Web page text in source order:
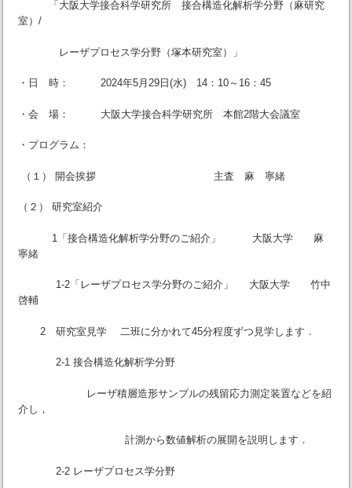
「大阪大学接合科学研究所 接合構造化解析学分野（麻研究
室）/
レーザプロセス学分野（塚本研究室）」
・日 時： 2024年5月29日(水) 14：10～16：45
・会 場： 大阪大学接合科学研究所 本館2階大会議室
・プログラム：
（１） 開会挨拶 主査 麻 寧緒
（２） 研究室紹介
1「接合構造化解析学分野のご紹介」 大阪大学 麻
寧緒
1-2「レーザプロセス学分野のご紹介」 大阪大学 竹中
啓輔
2 研究室見学 二班に分かれて45分程度ずつ見学します．
2-1 接合構造化解析学分野
レーザ積層造形サンプルの残留応力測定装置などを紹
介し，
計測から数値解析の展開を説明します．
2-2 レーザプロセス学分野